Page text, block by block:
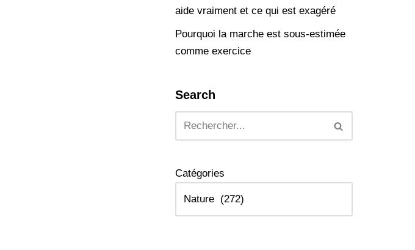
aide vraiment et ce qui est exagéré
Pourquoi la marche est sous-estimée
comme exercice
Search
Catégories